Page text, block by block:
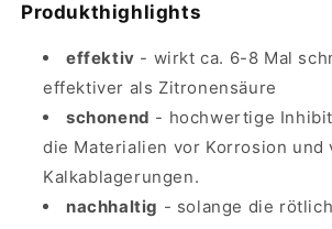
Produkthighlights
effektiv - wirkt ca. 6-8 Mal
effektiver als Zitronensäure
schonend - hochwertige
die Materialien vor Korrosion und
Kalkablagerungen.
nachhaltig - solange die